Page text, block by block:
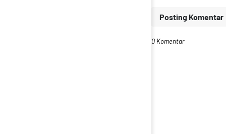
Posting Komentar
0 Komentar